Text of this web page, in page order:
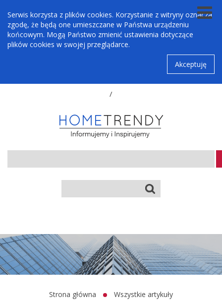
Serwis korzysta z plików cookies. Korzystanie z witryny oznacza
zgodę, że będą one umieszczane w Państwa urządzeniu
końcowym. Mogą Państwo zmienić ustawienia dotyczące
plików cookies w swojej przeglądarce.
Akceptuję
/
Strona główna Wszystkie artykuły